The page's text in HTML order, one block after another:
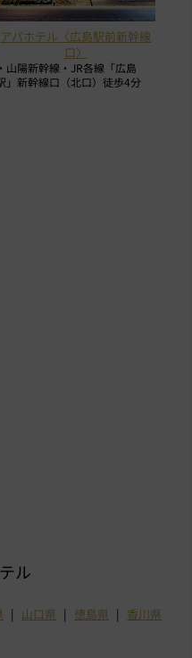
アパホテル〈広島駅前新幹線
口〉
・山陽新幹線・JR各線「広島
」新幹線口（北口）徒歩4分
ル
山口県 徳島県
香川県